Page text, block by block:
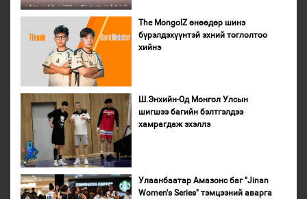
The MongolZ өнөөдөр шинэ
бүрэлдэхүүнтэй эхний тоглолтоо
хийнэ
Ш.Энхийн-Од Монгол Улсын
шигшээ багийн бэлтгэлдээ
хамрагдаж эхэллэ
Улаанбаатар Амазонс баг "Jinan
Women's Series" тэмцээний аварга